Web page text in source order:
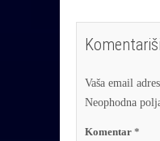
Komentariši
Vaša email
Neophodna
Komentar *